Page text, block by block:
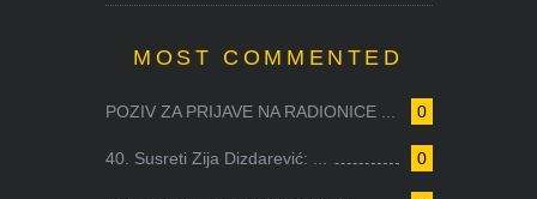
MOST COMMENTED
0
POZIV ZA PRIJAVE NA RADIONICE ...
0
40. Susreti Zija Dizdarević: ...